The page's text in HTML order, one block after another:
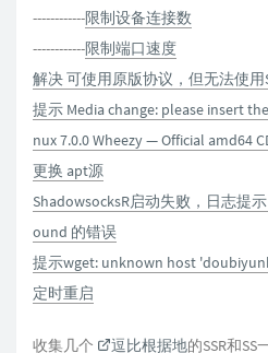
------------限制设备连接数
------------限制端口速度
解决 可使用原版协议，但无法使用
提示 Media change: please insert
nux 7.0.0 Wheezy — Official amd64
更换 apt源
ShadowsocksR启动失败，日志提
ound 的错误
提示wget: unknown host
定时重启
收集几个 逗比根据地的SSR和